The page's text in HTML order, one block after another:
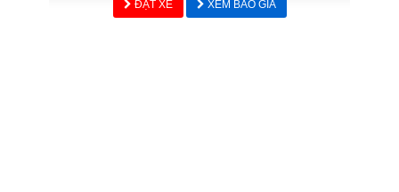
ĐẶT XE XEM BÁO GIÁ